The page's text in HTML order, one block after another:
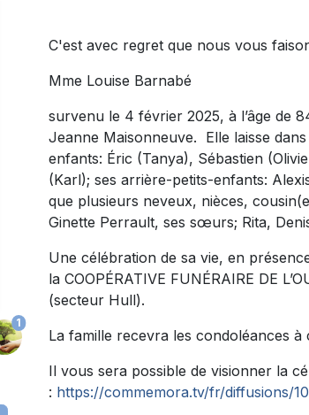
1
C'est avec regret que nous vous
Mme Louise Barnabé
survenu le 4 février 2025, à l’âge de
Jeanne Maisonneuve. Elle laisse
enfants: Éric (Tanya), Sébastien
(Karl); ses arrière-petits-enfants:
que plusieurs neveux, nièces,
Ginette Perrault, ses sœurs; Rita,
Une célébration de sa vie, en
la COOPÉRATIVE FUNÉRAIRE DE
(secteur Hull).
La famille recevra les condoléances à
Il vous sera possible de visionner la
: https://commemora.tv/fr/diffusions/